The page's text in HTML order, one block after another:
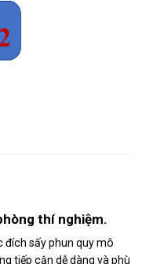
thí nghiệm.
đích sấy phun quy mô
tiếp cận dễ dàng và phù